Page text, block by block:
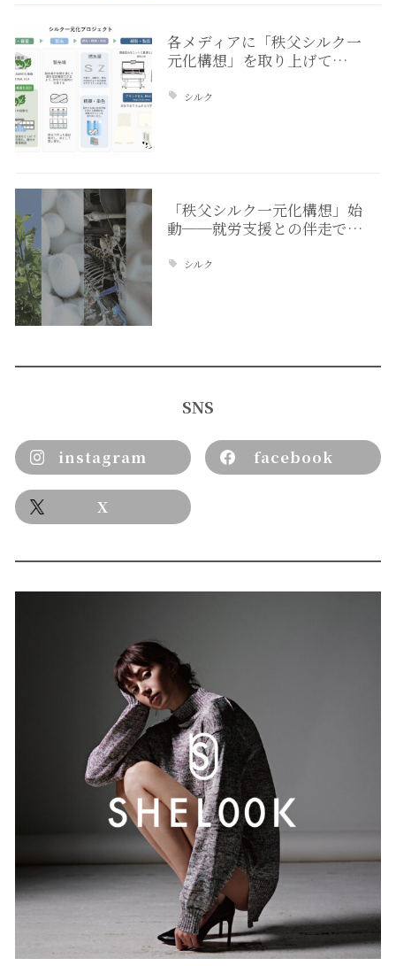
各メディアに「秩父シルク一
元化構想」を取り上げて…
シルク
「秩父シルク一元化構想」始
動──就労支援との伴走で…
シルク
SNS
instagram facebook
X